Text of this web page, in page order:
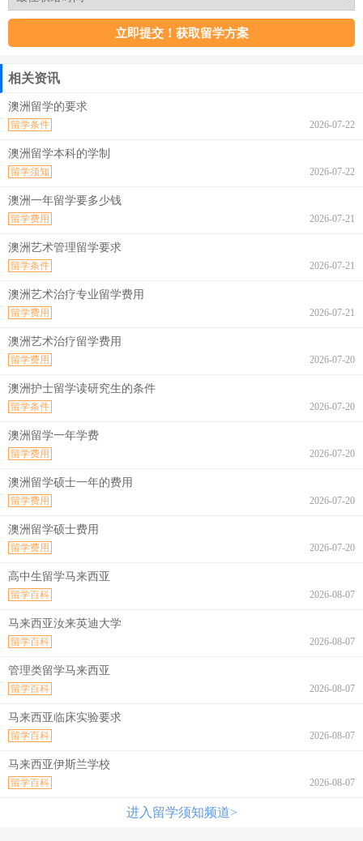
相关资讯
澳洲留学的要求
2026-07-22
留学条件
澳洲留学本科的学制
2026-07-22
留学须知
澳洲一年留学要多少钱
2026-07-21
留学费用
澳洲艺术管理留学要求
2026-07-21
留学条件
澳洲艺术治疗专业留学费用
2026-07-21
留学费用
澳洲艺术治疗留学费用
2026-07-20
留学费用
澳洲护士留学读研究生的条件
2026-07-20
留学条件
澳洲留学一年学费
2026-07-20
留学费用
澳洲留学硕士一年的费用
2026-07-20
留学费用
澳洲留学硕士费用
2026-07-20
留学费用
高中生留学马来西亚
2026-08-07
留学百科
马来西亚汝来英迪大学
2026-08-07
留学百科
管理类留学马来西亚
2026-08-07
留学百科
马来西亚临床实验要求
2026-08-07
留学百科
马来西亚伊斯兰学校
2026-08-07
留学百科
进入留学须知频道>